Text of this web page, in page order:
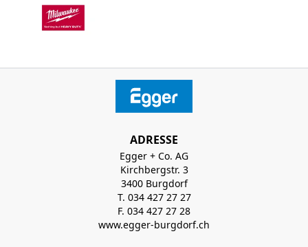
ADRESSE
Egger + Co. AG
Kirchbergstr. 3
3400 Burgdorf
T. 034 427 27 27
F. 034 427 27 28
www.egger-burgdorf.ch